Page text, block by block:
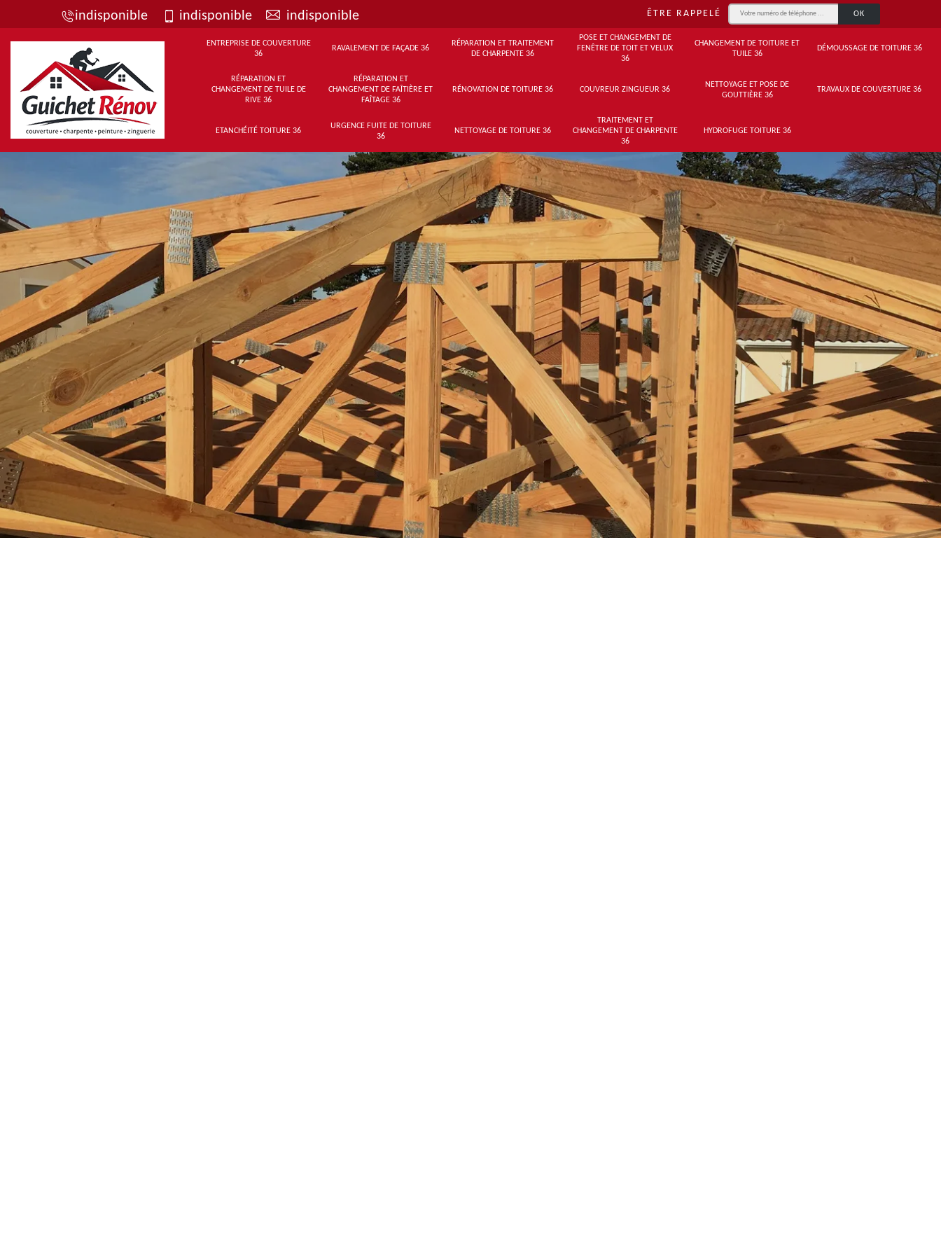
indisponible indisponible indisponible ÊTRE RAPPELÉ
ENTREPRISE DE COUVERTURE
36
RAVALEMENT DE FAÇADE 36
RÉPARATION ET TRAITEMENT
DE CHARPENTE 36
POSE ET CHANGEMENT DE
FENÊTRE DE TOIT ET VELUX
36
CHANGEMENT DE TOITURE ET
TUILE 36
DÉMOUSSAGE DE TOITURE 36
RÉPARATION ET
CHANGEMENT DE TUILE DE
RIVE 36
RÉPARATION ET
CHANGEMENT DE FAÎTIÈRE ET
FAÎTAGE 36
RÉNOVATION DE TOITURE 36 COUVREUR ZINGUEUR 36
NETTOYAGE ET POSE DE
GOUTTIÈRE 36
TRAVAUX DE COUVERTURE 36
ETANCHÉITÉ TOITURE 36
URGENCE FUITE DE TOITURE
36
NETTOYAGE DE TOITURE 36
TRAITEMENT ET
CHANGEMENT DE CHARPENTE
36
HYDROFUGE TOITURE 36